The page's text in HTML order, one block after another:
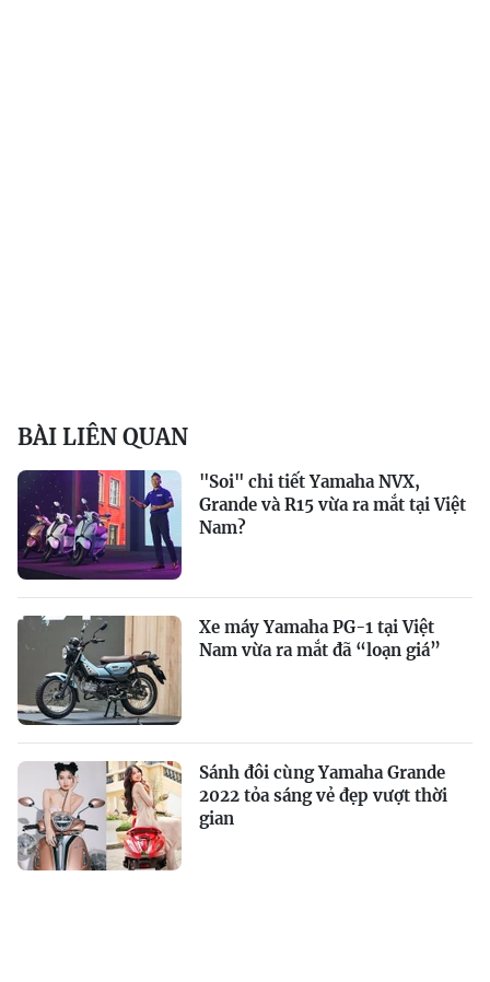
BÀI LIÊN QUAN
"Soi" chi tiết Yamaha NVX,
Grande và R15 vừa ra mắt tại Việt
Nam?
Xe máy Yamaha PG-1 tại Việt
Nam vừa ra mắt đã “loạn giá”
Sánh đôi cùng Yamaha Grande
2022 tỏa sáng vẻ đẹp vượt thời
gian